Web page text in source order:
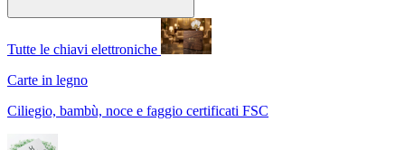
Tutte le chiavi elettroniche
Carte in legno
Ciliegio, bambù, noce e faggio certificati FSC